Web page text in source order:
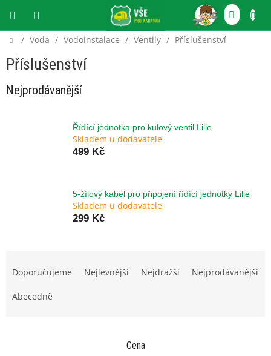
obsah
CZK
Domů
/ Voda / Vodoinstalace / Ventily / Příslušenství
Příslušenství
Nejprodávanější
Řídící jednotka pro kulový ventil Lilie
Skladem u dodavatele
499 Kč
5-žílový kabel pro připojení řídící jednotky Lilie
Skladem u dodavatele
299 Kč
Doporučujeme Nejlevnější Nejdražší Nejprodávanější
Abecedně
Cena